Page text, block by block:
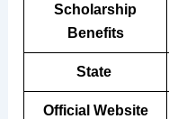
Scholarship
Benefits
State
Official Website